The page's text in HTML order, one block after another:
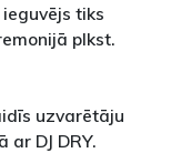
tiks
plkst.
uzvarētāju
DJ DRY.